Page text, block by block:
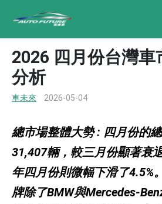
2026 四月份台灣車
分析
車未來 2026-05-04
總市場整體大勢 : 四月份的
31,407輛，較三月份顯著衰
年四月份則微幅下滑了4.5%
牌除了BMW與Mercedes-